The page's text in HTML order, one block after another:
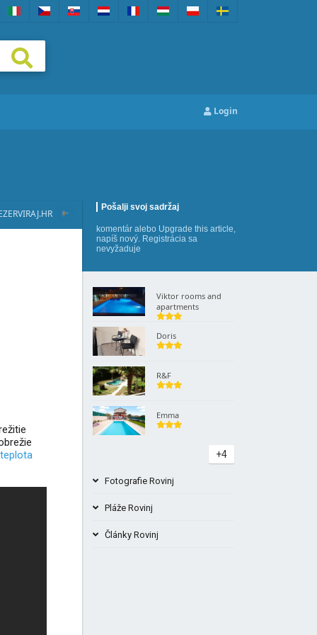
Login
Pošalji svoj sadržaj
komentár alebo Upgrade this article,
napíš nový. Registrácia sa
nevyžaduje
teplota
Viktor rooms and
apartments
Doris
R&F
Emma
+4
Fotografie Rovinj
Pláže Rovinj
Články Rovinj